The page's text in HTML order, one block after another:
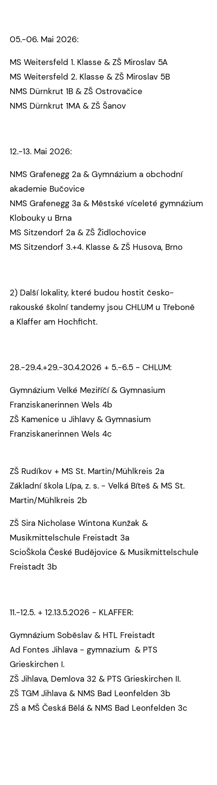
05.-06. Mai 2026:
MS Weitersfeld 1. Klasse & ZŠ Miroslav 5A
MS Weitersfeld 2. Klasse & ZŠ Miroslav 5B
NMS Dürnkrut 1B & ZŠ Ostrovačice
NMS Dürnkrut 1MA & ZŠ Šanov
12.-13. Mai 2026:
NMS Grafenegg 2a & Gymnázium a obchodní
akademie Bučovice
NMS Grafenegg 3a & Městské víceleté gymnázium
Klobouky u Brna
MS Sitzendorf 2a & ZŠ Židlochovice
MS Sitzendorf 3.+4. Klasse & ZŠ Husova, Brno
2) Další lokality, které budou hostit česko-
rakouské školní tandemy jsou CHLUM u Třeboně
a Klaffer am Hochficht.
28.-29.4.+29.-30.4.2026 + 5.-6.5 - CHLUM:
Gymnázium Velké Meziříčí & Gymnasium
Franziskanerinnen Wels 4b
ZŠ Kamenice u Jihlavy & Gymnasium
Franziskanerinnen Wels 4c
ZŠ Rudíkov + MS St. Martin/Mühlkreis 2a
Základní škola Lípa, z. s. - Velká Bíteš & MS St.
Martin/Mühlkreis 2b
ZŠ Sira Nicholase Wintona Kunžak &
Musikmittelschule Freistadt 3a
ScioŠkola České Budějovice & Musikmittelschule
Freistadt 3b
11.-12.5. + 12.13.5.2026 - KLAFFER:
Gymnázium Soběslav & HTL Freistadt
Ad Fontes Jihlava - gymnazium & PTS
Grieskirchen I.
ZŠ Jihlava, Demlova 32 & PTS Grieskirchen II.
ZŠ TGM Jihlava & NMS Bad Leonfelden 3b
ZŠ a MŠ Česká Bělá & NMS Bad Leonfelden 3c